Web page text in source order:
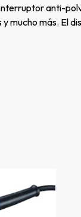
anti-
mucho más. El